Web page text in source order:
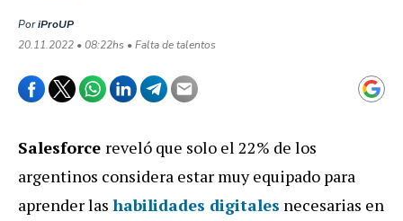
PoriProUP
20.11.2022 • 08:22hs • Falta de talentos
Salesforce reveló que solo el 22% de los
argentinos considera estar muy equipado para
aprender las habilidades digitales necesarias en